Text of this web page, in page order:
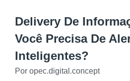
Delivery De
Você Precisa De
Inteligentes?
Por opec.digital.concept